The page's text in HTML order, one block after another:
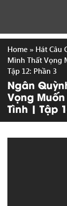
Home » Hát Câu
Mình Thất Vọng
Tập 12: Phần 3
Ngân
Vọng
Tình | Tập